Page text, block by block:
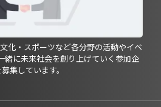
化・スポーツなど各分野の活動やイベ
緒に未来社会を創り上げていく参加企
集しています。